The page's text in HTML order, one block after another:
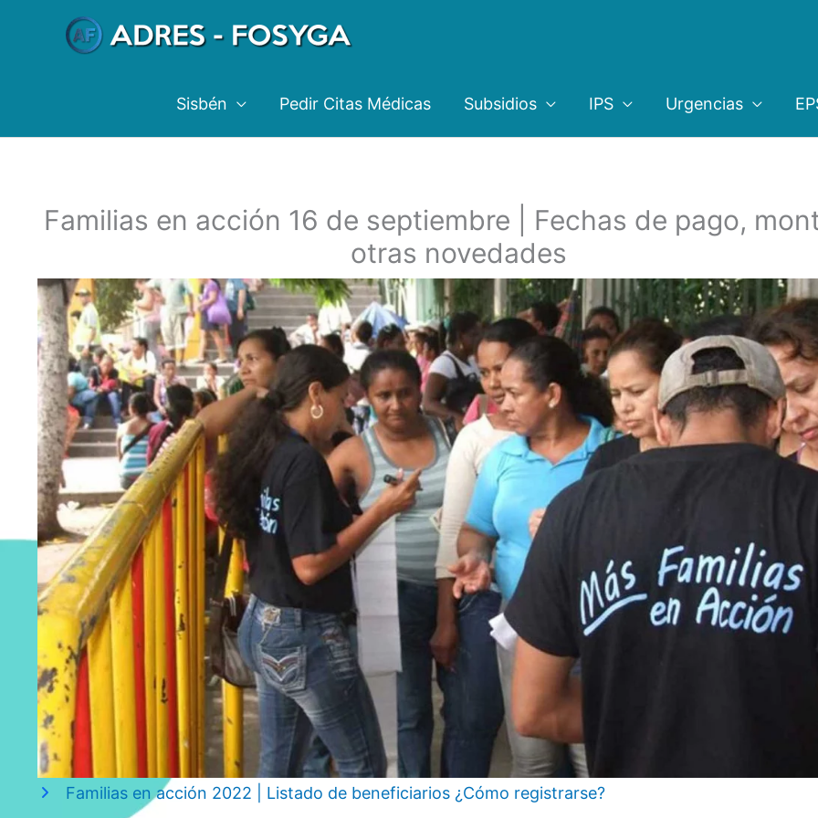
Sisbén
Pedir Citas Médicas Subsidios IPS Urgencias
Familias en acción 16 de septiembre | Fechas de pago,
otras novedades
Familias en acción 2022 | Listado de beneficiarios ¿Cómo registrarse?